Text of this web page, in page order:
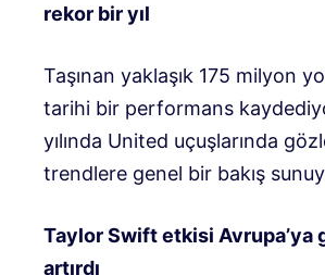
rekor bir yıl
Taşınan yaklaşık 175 milyon
tarihi bir performans
yılında United uçuşlarında
trendlere genel bir bakış
Taylor Swift etkisi Avrupa’ya
artırdı